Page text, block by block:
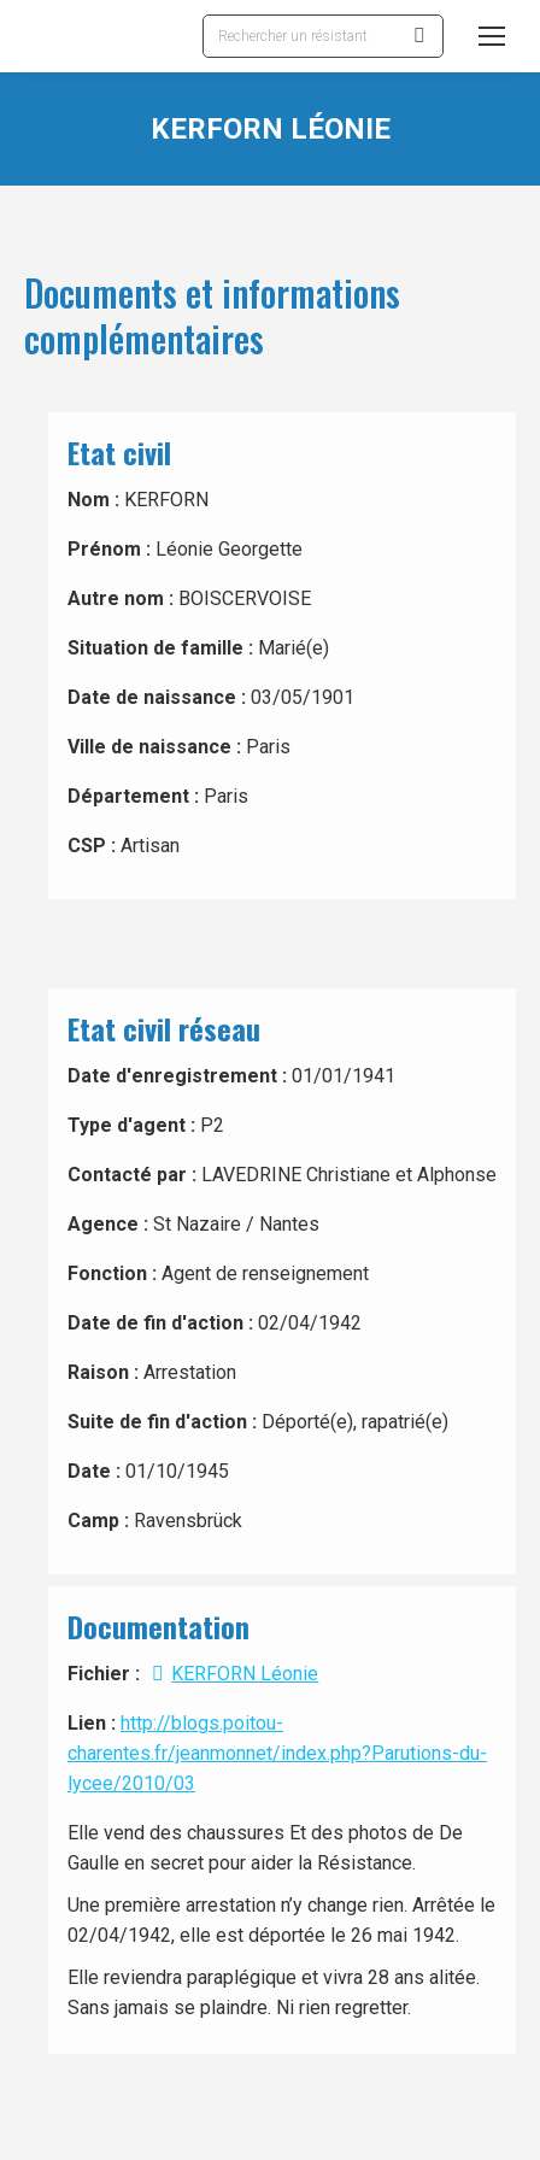
Recherche
:
KERFORN LÉONIE
Documents et informations
complémentaires
Etat civil
Nom : KERFORN
Prénom : Léonie Georgette
Autre nom : BOISCERVOISE
Situation de famille : Marié(e)
Date de naissance : 03/05/1901
Ville de naissance : Paris
Département : Paris
CSP : Artisan
Etat civil réseau
Date d'enregistrement : 01/01/1941
Type d'agent : P2
Contacté par : LAVEDRINE Christiane et Alphonse
Agence : St Nazaire / Nantes
Fonction : Agent de renseignement
Date de fin d'action : 02/04/1942
Raison : Arrestation
Suite de fin d'action : Déporté(e), rapatrié(e)
Date : 01/10/1945
Camp : Ravensbrück
Documentation
Fichier : KERFORN Léonie
Lien : http://blogs.poitou-
charentes.fr/jeanmonnet/index.php?Parutions-du-
lycee/2010/03
Elle vend des chaussures Et des photos de De
Gaulle en secret pour aider la Résistance.
Une première arrestation n’y change rien. Arrêtée le
02/04/1942, elle est déportée le 26 mai 1942.
Elle reviendra paraplégique et vivra 28 ans alitée.
Sans jamais se plaindre. Ni rien regretter.